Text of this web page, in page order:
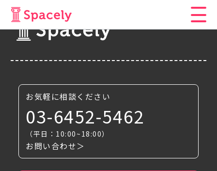
お気軽に相談ください
03-6452-5462
（平日：10:00~18:00）
お問い合わせ＞